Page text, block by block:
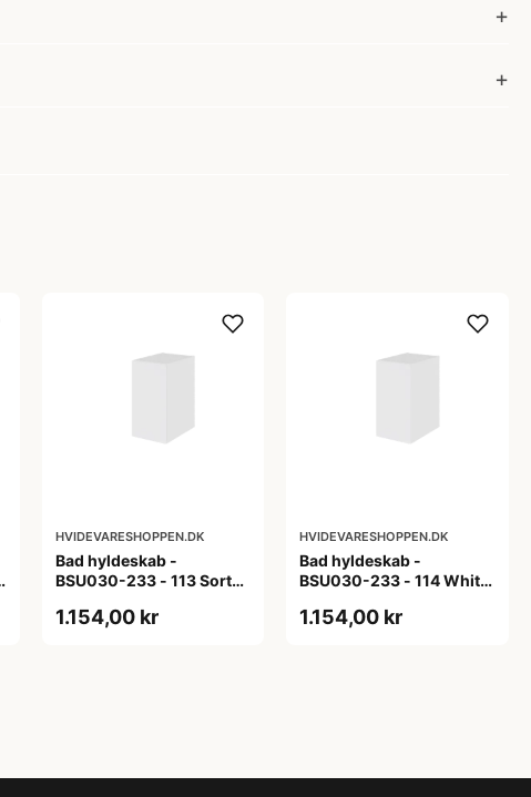
HVIDEVARESHOPPEN.DK
Bad hyldeskab -
BSU030-233 - 113 Sort
1.154,00 kr
HVIDEVARESHOPPEN.DK
Bad hyldeskab -
BSU030-233 - 114 White
ABS-kant
1.154,00 kr